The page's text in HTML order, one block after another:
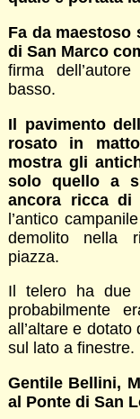
Fa da maestoso
di San Marco
firma
basso.
Il pavimento
rosato in
mostra gli
solo quello a
ancora ricca di
l’antico
demolito nella
piazza.
Il telero ha due
probabilmente
all’altare e
sul lato a finestre.
Gentile Bellini,
al Ponte di San